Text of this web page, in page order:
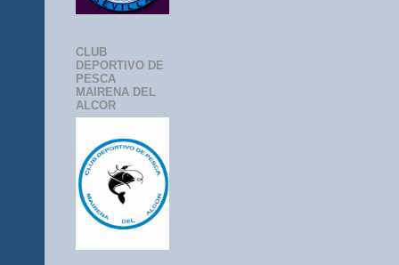
CLUB
DEPORTIVO DE
PESCA
MAIRENA DEL
ALCOR